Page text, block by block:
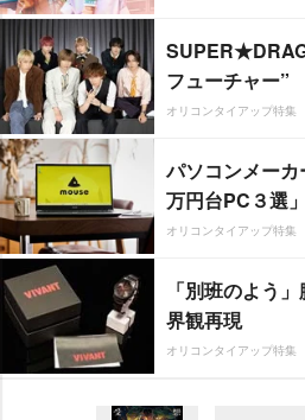
フューチャー”
オリコンタイアップ特集
パソコンメー
万円台PC３選」
オリコンタイアップ特集
「別班のよう
界観再現
オリコンタイアップ特集